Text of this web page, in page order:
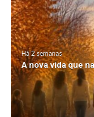
Há 2 semanas
A nova vida que